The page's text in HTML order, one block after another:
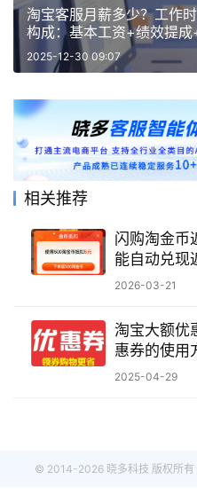
淘宝客服月薪多少？工作
构成：基本工资+绩效提
8000+
2025-12-30 09:07
相关推荐
闪购淘金币
能自动兑现
2026-03-21
淘宝大额优
惠券的使用
券领取与使
2025-04-29
© 2014-2026 晓多科技 版权所有